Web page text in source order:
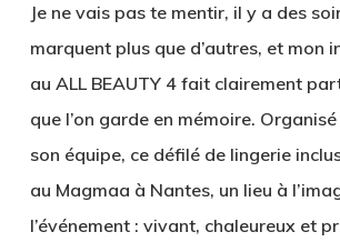
Je ne vais pas te mentir, il y a des
marquent plus que d’autres, et mon
au ALL BEAUTY 4fait clairement
que l’on garde en mémoire.
son équipe, ce défilé de lingerie
au Magmaa à Nantes, un lieu à
l’événement : vivant, chaleureux et